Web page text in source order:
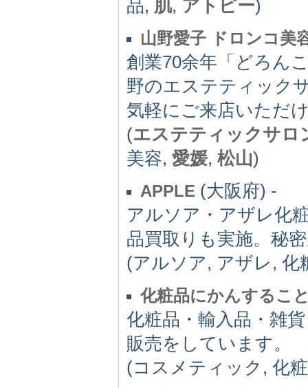
品, 肌, アトピー)
山野愛子 ドロンコ美
創業70余年「どろん
野のエステティック
気軽にご来店いただ
(エステティックサロ
美容, 愛媛, 松山)
APPLE (大阪府) -
アルソア・アザレ化
品買取りも実施。秘
(アルソア, アザレ, 化
化粧品にかんするこ
化粧品・輸入品・雑
販売をしています。
(コスメティック, 化